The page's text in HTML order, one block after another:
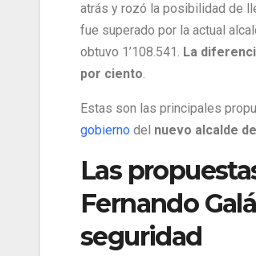
atrás y rozó la posibilidad de
fue superado por la actual
obtuvo 1’108.541. La
por ciento.
Estas son las principales
gobierno del nuevo alcalde
Las
Fernando
seguridad